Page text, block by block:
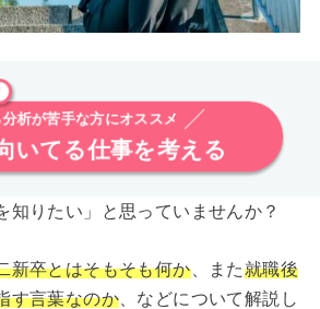
分析が苦手な方にオススメ
いてる仕事を考える
知りたい」と思っていませんか？
新卒とはそもそも何か、また就職後
す言葉なのか、などについて解説し